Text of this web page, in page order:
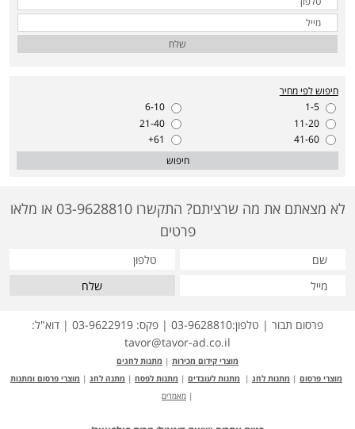
שלח
חיפוש לפי מחיר
1-5
6-10
11-20
21-40
41-60
61+
חיפוש
לא מצאתם את מה שרציתם? התקשרו 03-9628810 או מלאו
פרטים
שלח
פרסום תבור | טלפון:03-9628810 | פקס: 03-9622919 | דוא"ל:
tavor@tavor-ad.co.il
מוצרי קידום מכירות | מתנות לחגים
מוצרי פרסום | מתנות לחג | מתנות לעובדים | מתנות לפסח | מתנה לחג | מוצרי פרסום ומתנות
| מאמרים